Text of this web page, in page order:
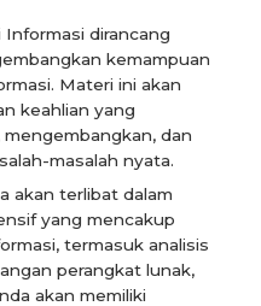
dirancang
kemampuan
Materi ini akan
keahlian yang
dan
masalah nyata.
akan terlibat dalam
yang mencakup
termasuk analisis
perangkat lunak,
akan memiliki